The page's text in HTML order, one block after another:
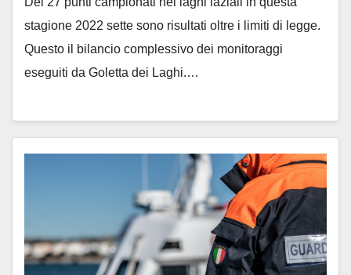
stagione 2022 sette sono risultati oltre i limiti di legge.
Questo il bilancio complessivo dei monitoraggi
eseguiti da Goletta dei Laghi.…